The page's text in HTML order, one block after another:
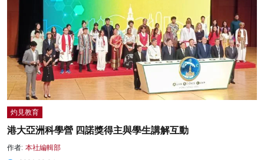
灼見教育
港大亞洲科學營 四諾獎得主與學生講解互動
作者: 本社編輯部